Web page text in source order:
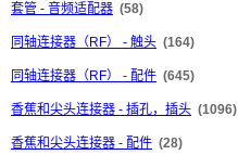
套管 - 音频适配器 (58)
同轴连接器（RF） - 触头 (164)
同轴连接器（RF） - 配件 (645)
香蕉和尖头连接器 - 插孔，插头 (1096)
香蕉和尖头连接器 - 配件 (28)